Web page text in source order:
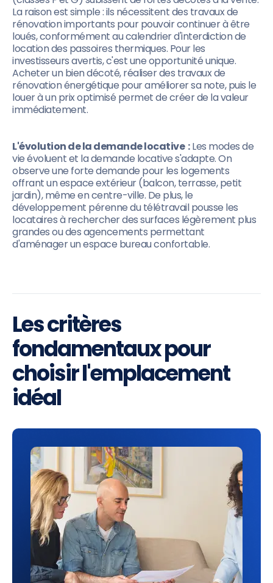
La raison est simple : ils nécessitent des travaux de
rénovation importants pour pouvoir continuer à être
loués, conformément au calendrier d'interdiction de
location des passoires thermiques. Pour les
investisseurs avertis, c'est une opportunité unique.
Acheter un bien décoté, réaliser des travaux de
rénovation énergétique pour améliorer sa note, puis le
louer à un prix optimisé permet de créer de la valeur
immédiatement.
L'évolution de la demande locative :Les modes de
vie évoluent et la demande locative s'adapte. On
observe une forte demande pour les logements
offrant un espace extérieur (balcon, terrasse, petit
jardin), même en centre-ville. De plus, le
développement pérenne du télétravail pousse les
locataires à rechercher des surfaces légèrement plus
grandes ou des agencements permettant
d'aménager un espace bureau confortable.
Les critères
fondamentaux pour
choisir l'emplacement
idéal